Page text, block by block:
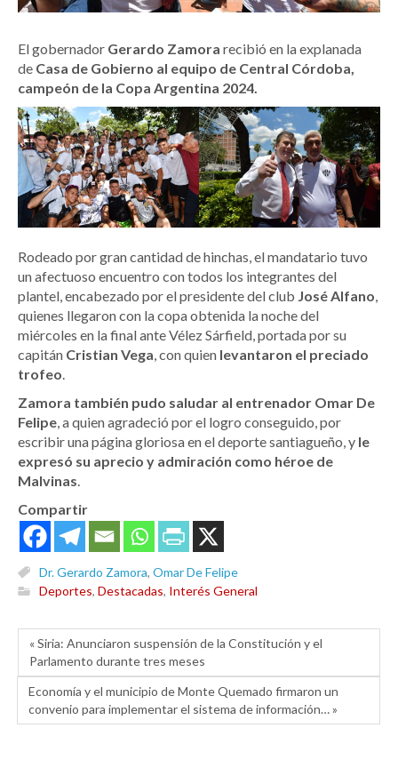
El gobernador Gerardo Zamora recibió en la explanada
de Casa de Gobierno al equipo de Central Córdoba,
campeón de la Copa Argentina 2024.
Rodeado por gran cantidad de hinchas, el mandatario tuvo
un afectuoso encuentro con todos los integrantes del
plantel, encabezado por el presidente del club José Alfano
quienes llegaron con la copa obtenida la noche del
miércoles en la final ante Vélez Sárfield, portada por su
capitán Cristian Vega , con quien levantaron el preciado
trofeo
Zamora también pudo saludar al entrenador Omar De
Felipe , a quien agradeció por el logro conseguido, por
escribir una página gloriosa en el deporte santiagueño, y le
expresó su aprecio y admiración como héroe de
Malvinas
Compartir
Dr. Gerardo Zamora, Omar De Felipe
Deportes, Destacadas, Interés General
« Siria: Anunciaron suspensión de la Constitución y el
Parlamento durante tres meses
Economía y el municipio de Monte Quemado firmaron un
convenio para implementar el sistema de información… »